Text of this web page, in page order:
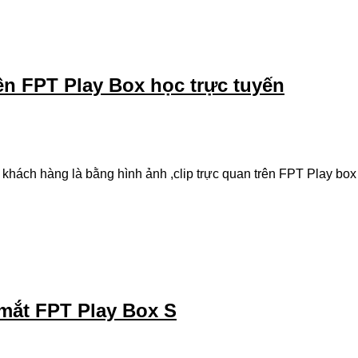
FPT Play Box học trực tuyến
hàng là bằng hình ảnh ,clip trực quan trên FPT Play box
FPT Play Box S